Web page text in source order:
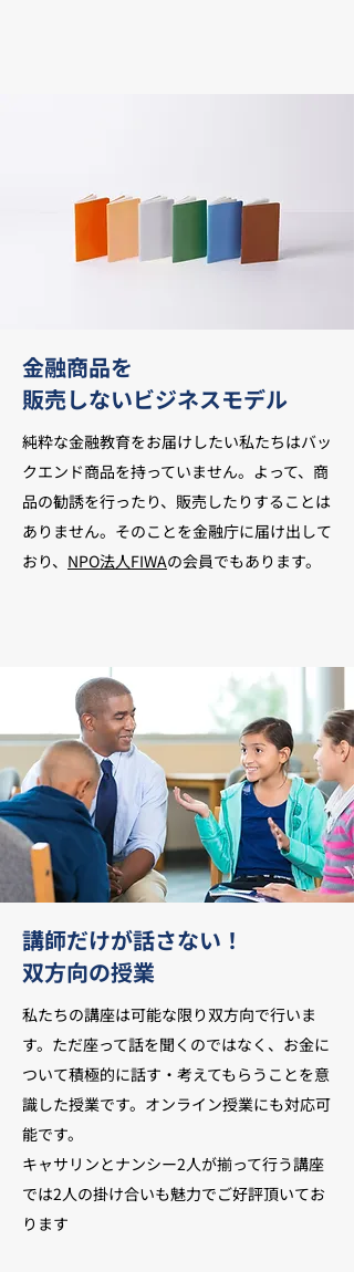
金融商品を
販売しないビジネスモデル
純粋な金融教育をお届けしたい私たちはバッ
クエンド商品を持っていません。よって、商
品の勧誘を行ったり、販売したりすることは
ありません。そのことを金融庁に届け出して
おり、 NPO法人FIWAの会員でもあります。
講師だけが話さない！
双方向の授業
私たちの講座は可能な限り双方向で行いま
す。ただ座って話を聞くのではなく、お金に
ついて積極的に話す・考えてもらうことを意
識した授業です。オンライン授業にも対応可
能です。
キャサリンとナンシー2人が揃って行う講座
では2人の掛け合いも魅力でご好評頂いてお
ります